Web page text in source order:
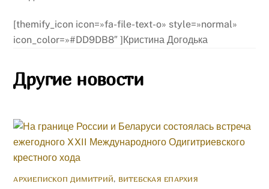
[themify_icon icon=»fa-file-text-o» style=»normal»
icon_color=»#DD9DB8″ ]Кристина Догодька
Другие новости
АРХИЕПИСКОП ДИМИТРИЙ, ВИТЕБСКАЯ ЕПАРХИЯ